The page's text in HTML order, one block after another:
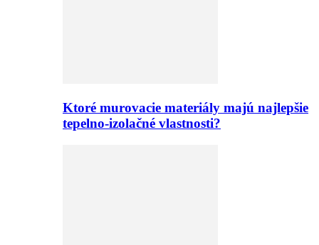
Ktoré murovacie materiály majú najlepšie
tepelno-izolačné vlastnosti?